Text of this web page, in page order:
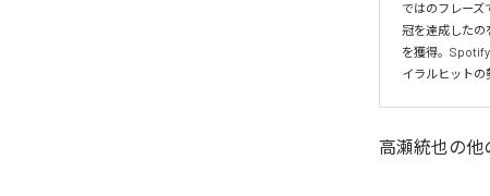
ではのフレー
冠を達成したの
を獲得。
イラルヒットの
高瀬統也の他